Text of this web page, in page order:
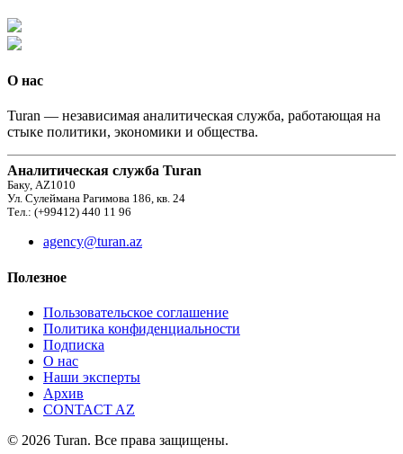
О нас
Turan — независимая аналитическая служба, работающая на
стыке политики, экономики и общества.
Аналитическая служба Turan
Баку, AZ1010
Ул. Сулеймана Рагимова 186, кв. 24
Тел.: (+99412) 440 11 96
agency@turan.az
Полезное
Пользовательское соглашение
Политика конфиденциальности
Подписка
О нас
Наши эксперты
Архив
CONTACT AZ
© 2026 Turan. Все права защищены.